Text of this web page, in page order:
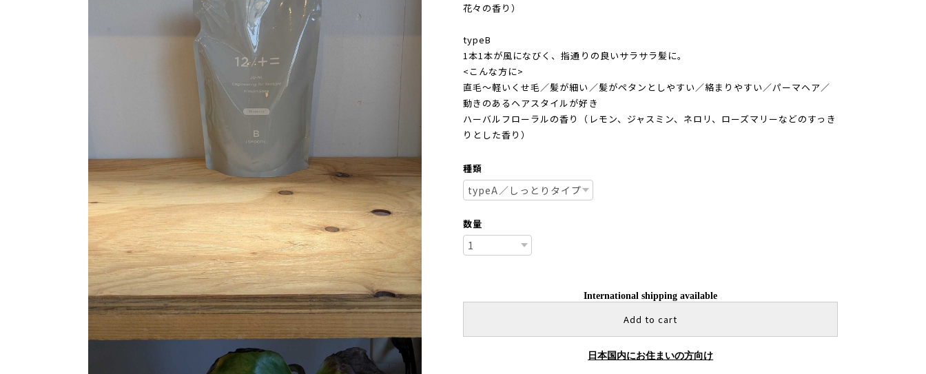
花々の香り）
typeB
1本1本が風になびく、指通りの良いサラサラ髪に。
<こんな方に>
直毛～軽いくせ毛／髪が細い／髪がペタンとしやすい／絡まりやすい／パーマヘア／
動きのあるヘアスタイルが好き
ハーバルフローラルの香り（レモン、ジャスミン、ネロリ、ローズマリーなどのすっき
りとした香り）
種類
数量
International shipping available
Add to cart
日本国内にお住まいの方向け